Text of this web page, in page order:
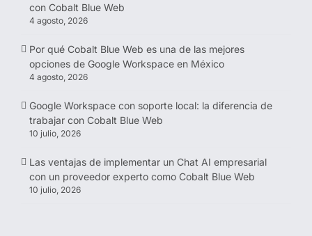
con Cobalt Blue Web
4 agosto, 2026
Por qué Cobalt Blue Web es una de las mejores
opciones de Google Workspace en México
4 agosto, 2026
Google Workspace con soporte local: la diferencia de
trabajar con Cobalt Blue Web
10 julio, 2026
Las ventajas de implementar un Chat AI empresarial
con un proveedor experto como Cobalt Blue Web
10 julio, 2026